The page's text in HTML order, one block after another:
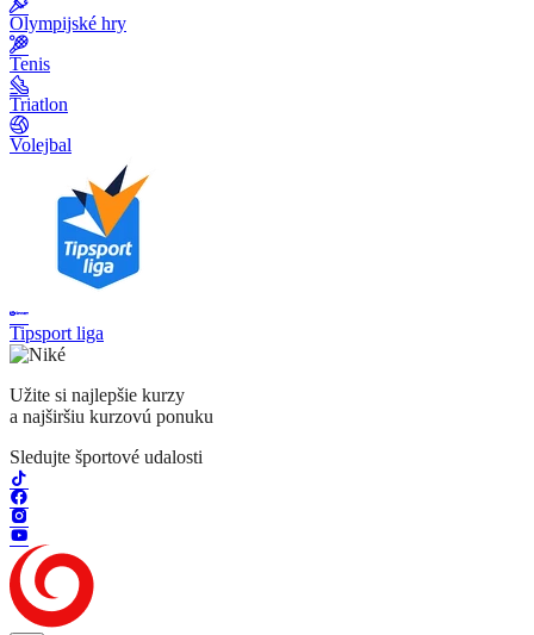
Olympijské hry
Tenis
Triatlon
Volejbal
Tipsport liga
Užite si najlepšie kurzy
a najširšiu kurzovú ponuku
Sledujte športové udalosti